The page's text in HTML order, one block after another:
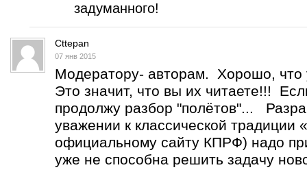
задуманного!
Cttepan
07 янв 2015
Модератору- авторам. Хорошо, что
Это значит, что вы их читаете!!!
продолжу разбор "полётов"...
уважении к классической традиции
официальному сайту КПРФ) надо
уже не способна решить задачу